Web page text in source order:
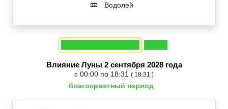
♒ Водолей
Влияние Луны 2 сентября 2028 года
с 00:00 по 18:31 ( 18:31 )
благоприятный период